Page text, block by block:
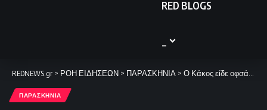
RED BLOGS
REDNEWS.gr > ΡΟΗ ΕΙΔΗΣΕΩΝ > ΠΑΡΑΣΚΗΝΙΑ > Ο Κάκος είδε οφσάϊντ στο γκολ του Εμβιλά (video)
ΠΑΡΑΣΚΗΝΙΑ